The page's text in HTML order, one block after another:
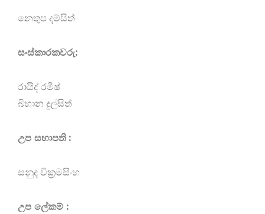
නෙතුප දම්සිත්
සංස්කාරකවරු:
‍රායිද් රමීෂ්
බිහාන දුල්සිත්
උප සභාපති :
සනුද වික්‍රමසිංහ
උප ලේකම් :